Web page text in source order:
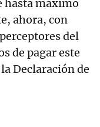
hasta máximo
ahora, con
del
de pagar este
Declaración de